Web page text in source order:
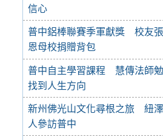
信心
普中鋁棒聯賽季軍獻獎 校友
恩母校捐贈背包
普中自主學習課程 慧傳法師
找到人生方向
新州佛光山文化尋根之旅 紐
人參訪普中